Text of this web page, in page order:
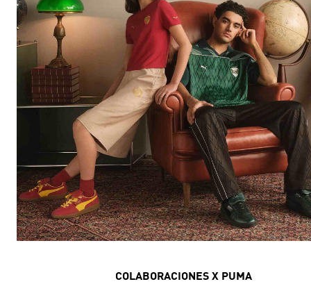
COLABORACIONES X PUMA